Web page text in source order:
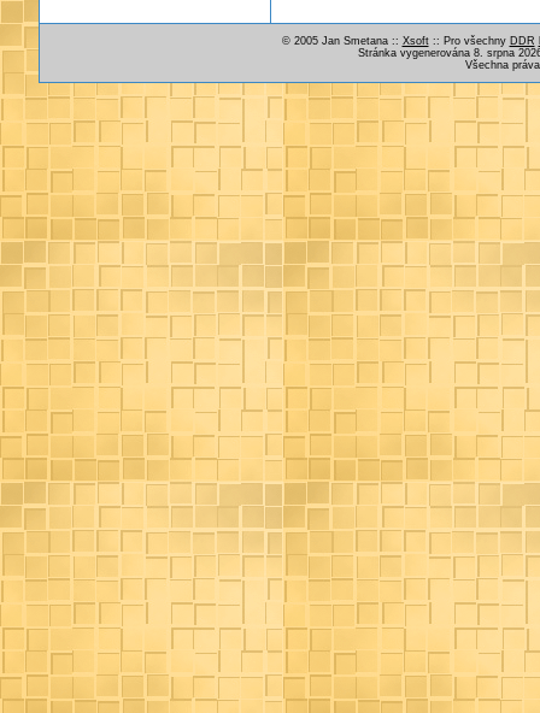
© 2005 Jan Smetana :: Xsoft:: Pro všechny DDR
Stránka vygenerována 8. srpna
Všechna